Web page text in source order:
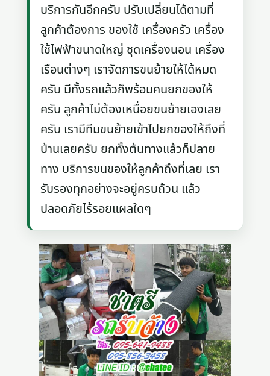
บริการกันอีกครับ ปรับเปลี่ยนได้ตามที่
ลูกค้าต้องการ ของใช้ เครื่องครัว เครื่อง
ใช้ไฟฟ้าขนาดใหญ่ ชุดเครื่องนอน เครื่อง
เรือนต่างๆ เราจัดการขนย้ายให้ได้หมด
ครับ มีทั้งรถแล้วก็พร้อมคนยกของให้
ครับ ลูกค้าไม่ต้องเหนื่อยขนย้ายเองเลย
ครับ เรามีทีมขนย้ายเข้าไปยกของให้ถึงที่
บ้านเลยครับ ยกทั้งต้นทางแล้วก็ปลาย
ทาง บริการขนของให้ลูกค้าถึงที่เลย เรา
รับรองทุกอย่างจะอยู่ครบถ้วน แล้ว
ปลอดภัยไร้รอยแผลใดๆ